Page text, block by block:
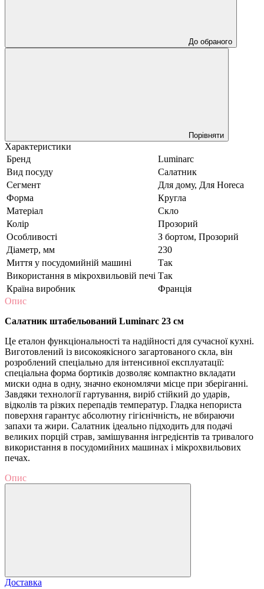
До обраного
Порівняти
Характеристики
Бренд
Luminarc
Вид посуду
Салатник
Сегмент
Для дому, Для Horeca
Форма
Кругла
Матеріал
Скло
Колір
Прозорий
Особливості
З бортом, Прозорий
Діаметр, мм
230
Миття у посудомийній машині
Так
Використання в мікрохвильовій печі Так
Країна виробник
Франція
Опис
Салатник штабельований Luminarc 23 см
Це еталон функціональності та надійності для сучасної кухні.
Виготовлений із високоякісного загартованого скла, він
розроблений спеціально для інтенсивної експлуатації:
спеціальна форма бортиків дозволяє компактно вкладати
миски одна в одну, значно економлячи місце при зберіганні.
Завдяки технології гартування, виріб стійкий до ударів,
відколів та різких перепадів температур. Гладка непориста
поверхня гарантує абсолютну гігієнічність, не вбираючи
запахи та жири. Салатник ідеально підходить для подачі
великих порцій страв, замішування інгредієнтів та тривалого
використання в посудомийних машинах і мікрохвильових
печах.
Опис
Доставка